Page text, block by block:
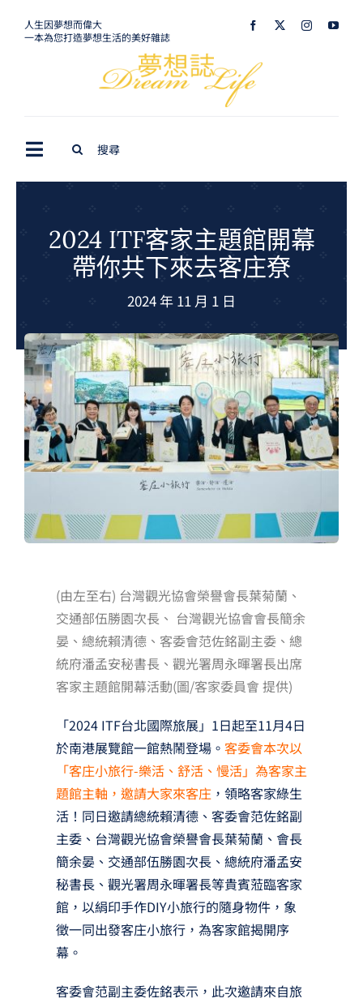
人生因夢想而偉大
一本為您打造夢想生活的美好雜誌
Toggle
Navigation
生活美學
夢想旅遊
夢想TV
GCU大賽
夢想購物
2024 ITF客家主題館開幕
帶你共下來去客庄尞
2024 年 11 月 1 日
(由左至右) 台灣觀光協會榮譽會長葉菊蘭、
交通部伍勝園次長、 台灣觀光協會會長簡余
晏、總統賴清德、客委會范佐銘副主委、總
統府潘孟安秘書長、觀光署周永暉署長出席
客家主題館開幕活動(圖/客家委員會 提供)
「2024 ITF台北國際旅展」1日起至11月4日
於南港展覽館一館熱鬧登場。 客委會本次以
「客庄小旅行-樂活、舒活、慢活」為客家主
題館主軸，邀請大家來客庄，領略客家綠生
活！同日邀請總統賴清德、客委會范佐銘副
主委、台灣觀光協會榮譽會長葉菊蘭、會長
簡余晏、交通部伍勝園次長、總統府潘孟安
秘書長、觀光署周永暉署長等貴賓蒞臨客家
館，以絹印手作DIY小旅行的隨身物件，象
徵一同出發客庄小旅行，為客家館揭開序
幕。
客委會范副主委佐銘表示，此次邀請來自旅